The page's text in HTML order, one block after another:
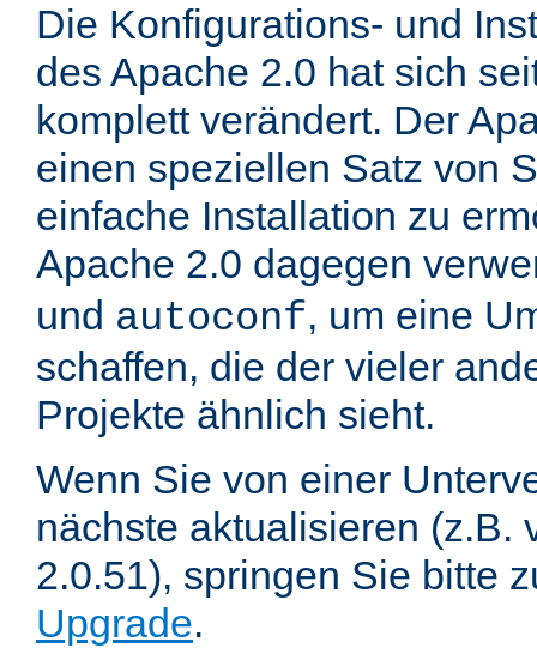
Die Konfigurations- und
des Apache 2.0 hat sich
komplett verändert. Der
einen speziellen Satz von
einfache Installation zu
Apache 2.0 dagegen
und autoconf, um eine
schaffen, die der vieler
Projekte ähnlich sieht.
Wenn Sie von einer
nächste aktualisieren (z.B.
2.0.51), springen Sie bitte
Upgrade.